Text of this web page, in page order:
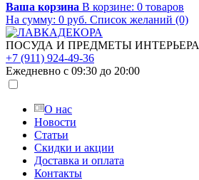
Ваша корзина В корзине: 0 товаров
На сумму: 0 руб. Список желаний (0)
ПОСУДА И ПРЕДМЕТЫ ИНТЕРЬЕРА
+7 (911) 924-49-36
Ежедневно с 09:30 до 20:00
О нас
Новости
Статьи
Скидки и акции
Доставка и оплата
Контакты